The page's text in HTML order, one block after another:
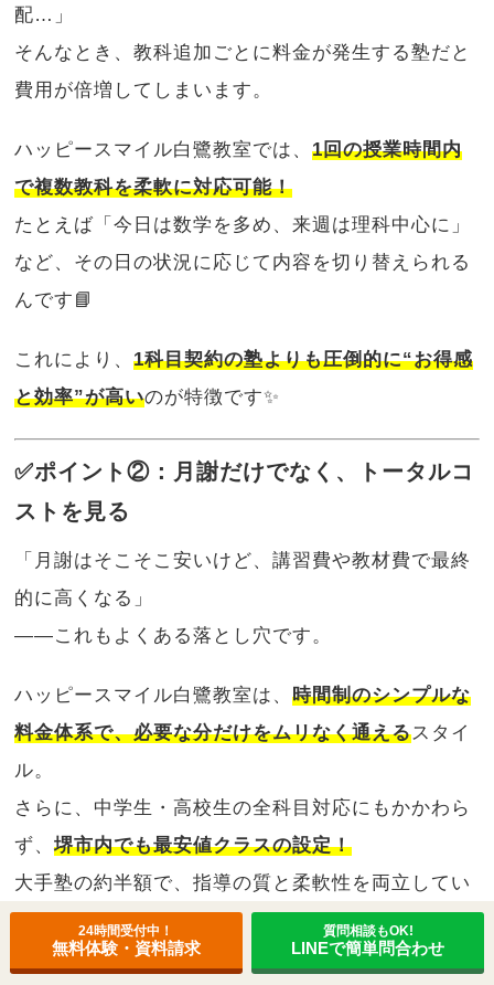
配…」
そんなとき、教科追加ごとに料金が発生する塾だと
費用が倍増してしまいます。
ハッピースマイル白鷺教室では、1回の授業時間内
で複数教科を柔軟に対応可能！
たとえば「今日は数学を多め、来週は理科中心に」
など、その日の状況に応じて内容を切り替えられる
んです📘
これにより、1科目契約の塾よりも圧倒的に“お得感
と効率”が高いのが特徴です✨
✅ポイント②：月謝だけでなく、トータルコ
ストを見る
「月謝はそこそこ安いけど、講習費や教材費で最終
的に高くなる」
――これもよくある落とし穴です。
ハッピースマイル白鷺教室は、時間制のシンプルな
料金体系で、必要な分だけをムリなく通えるスタイ
ル。
さらに、中学生・高校生の全科目対応にもかかわら
ず、堺市内でも最安値クラスの設定！
大手塾の約半額で、指導の質と柔軟性を両立してい
24時間受付中！
無料体験・資料請求
質問相談もOK!
LINEで簡単問合わせ